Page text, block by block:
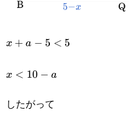
x+a-
x + a − 5 < 5
x<10-
x < 10 − a
したがって